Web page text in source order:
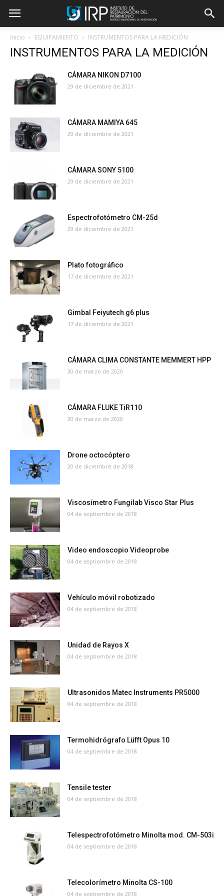
Inicio EQUIPAMIENTO INSTRUMENTOS PARA LA MEDICIÓN
INSTRUMENTOS PARA LA MEDICIÓN
CÁMARA NIKON D7100
29 de diciembre de 2021
CÁMARA MAMIYA 645
29 de diciembre de 2021
CÁMARA SONY 5100
29 de diciembre de 2021
Espectrofotómetro CM-25d
29 de diciembre de 2021
Plato fotográfico
17 de diciembre de 2021
Gimbal Feiyutech g6 plus
17 de diciembre de 2021
CÁMARA CLIMA CONSTANTE MEMMERT HPP
30 de marzo de 2020
CÁMARA FLUKE TiR110
30 de marzo de 2020
Drone octocóptero
20 de diciembre de 2018
Viscosímetro Fungilab Visco Star Plus
04 de septiembre de 2018
Video endoscopio Videoprobe
04 de septiembre de 2018
Vehículo móvil robotizado
04 de septiembre de 2018
Unidad de Rayos X
04 de septiembre de 2018
Ultrasonidos Matec Instruments PR5000
04 de septiembre de 2018
Termohidrógrafo Lüfft Opus 10
04 de septiembre de 2018
Tensile tester
04 de septiembre de 2018
Telespectrofotómetro Minolta mod. CM-503i
04 de septiembre de 2018
Telecolorímetro Minolta CS-100
04 de septiembre de 2018